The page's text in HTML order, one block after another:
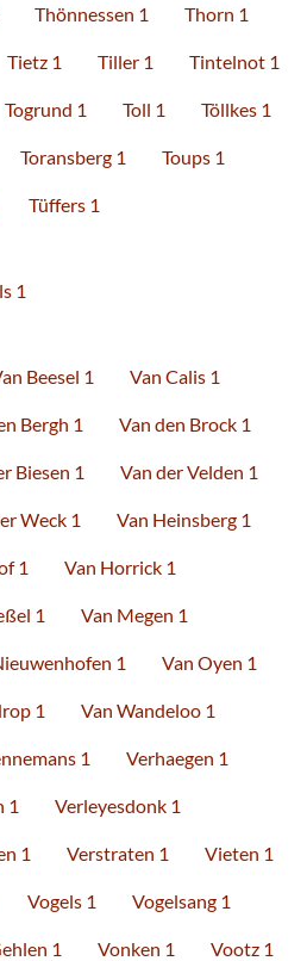
Thönnessen 1 Thorn 1
Tietz 1 Tiller 1 Tintelnot 1
Togrund 1 Toll 1 Töllkes 1
Toransberg 1 Toups 1
Tüffers 1
1
Beesel 1 Van Calis 1
Bergh 1 Van den Brock 1
Biesen 1 Van der Velden 1
Weck 1 Van Heinsberg 1
1 Van Horrick 1
1 Van Megen 1
1 Van Oyen 1
1 Van Wandeloo 1
1 Verhaegen 1
1 Verleyesdonk 1
1 Verstraten 1 Vieten 1
Vogels 1 Vogelsang 1
1 Vonken 1 Vootz 1